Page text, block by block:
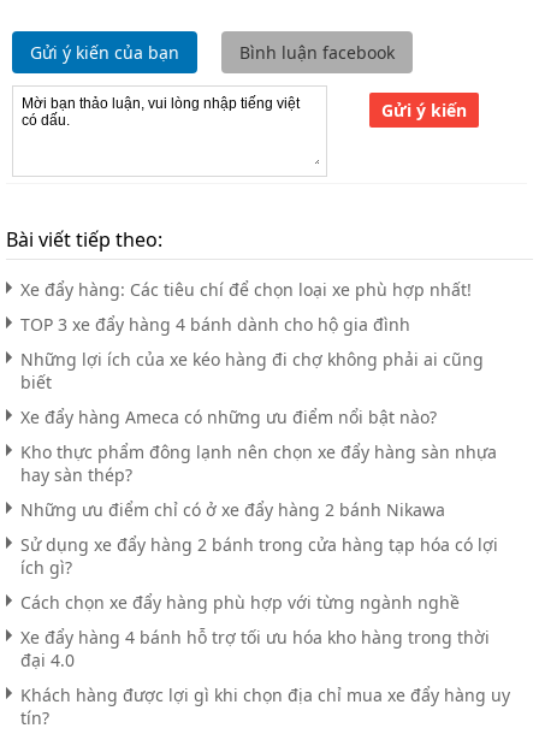
Gửi ý kiến của bạn Bình luận facebook
Gửi ý kiến
Bài viết tiếp theo:
Xe đẩy hàng: Các tiêu chí để chọn loại xe phù hợp nhất!
TOP 3 xe đẩy hàng 4 bánh dành cho hộ gia đình
Những lợi ích của xe kéo hàng đi chợ không phải ai cũng
biết
Xe đẩy hàng Ameca có những ưu điểm nổi bật nào?
Kho thực phẩm đông lạnh nên chọn xe đẩy hàng sàn nhựa
hay sàn thép?
Những ưu điểm chỉ có ở xe đẩy hàng 2 bánh Nikawa
Sử dụng xe đẩy hàng 2 bánh trong cửa hàng tạp hóa có lợi
ích gì?
Cách chọn xe đẩy hàng phù hợp với từng ngành nghề
Xe đẩy hàng 4 bánh hỗ trợ tối ưu hóa kho hàng trong thời
đại 4.0
Khách hàng được lợi gì khi chọn địa chỉ mua xe đẩy hàng uy
tín?